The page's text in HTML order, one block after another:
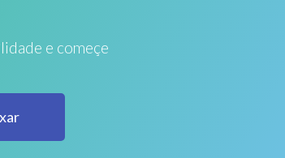
e começe